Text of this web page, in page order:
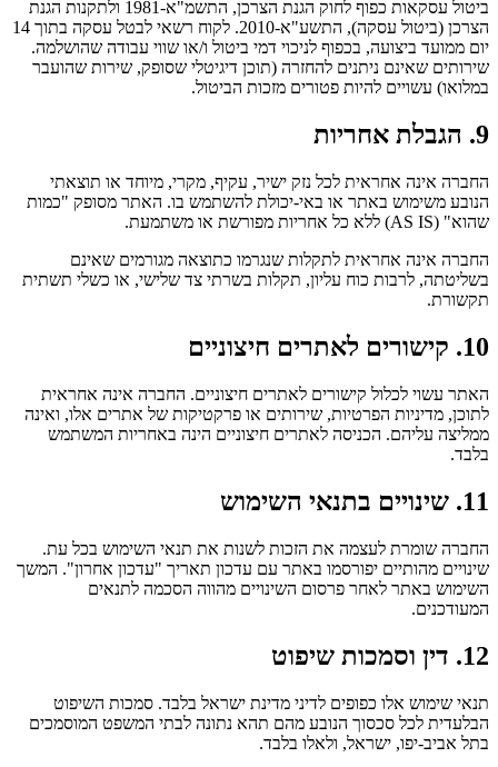
במלואו) עשויים להיות פטורים מזכות הביטול.
9. הגבלת אחריות
שהוא" (AS IS) ללא כל אחריות מפורשת או משתמעת.
תקשורת.
10. קישורים לאתרים חיצוניים
בלבד.
11. שינויים בתנאי השימוש
המעודכנים.
12. דין וסמכות שיפוט
בתל אביב-יפו, ישראל, ולאלו בלבד.